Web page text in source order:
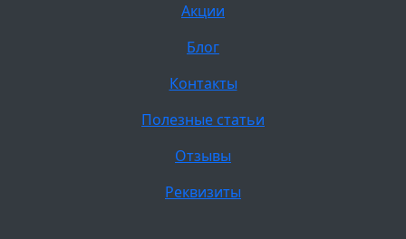
Акции
Блог
Контакты
Полезные статьи
Отзывы
Реквизиты